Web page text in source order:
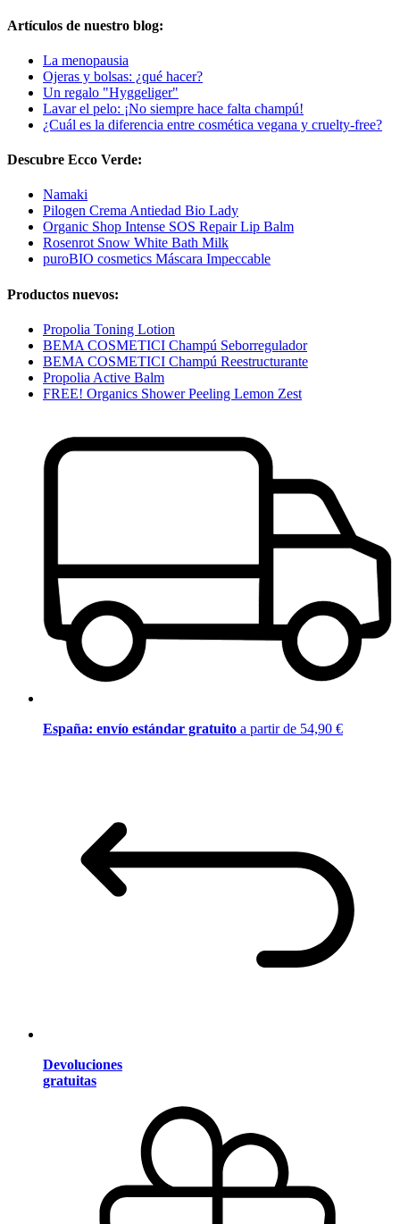
Artículos de nuestro blog:
La menopausia
Ojeras y bolsas: ¿qué hacer?
Un regalo "Hyggeliger"
Lavar el pelo: ¡No siempre hace falta champú!
¿Cuál es la diferencia entre cosmética vegana y cruelty-free?
Descubre Ecco Verde:
Namaki
Pilogen Crema Antiedad Bio Lady
Organic Shop Intense SOS Repair Lip Balm
Rosenrot Snow White Bath Milk
puroBIO cosmetics Máscara Impeccable
Productos nuevos:
Propolia Toning Lotion
BEMA COSMETICI Champú Seborregulador
BEMA COSMETICI Champú Reestructurante
Propolia Active Balm
FREE! Organics Shower Peeling Lemon Zest
España: envío estándar gratuito a partir de 54,90 €
Devoluciones
gratuitas